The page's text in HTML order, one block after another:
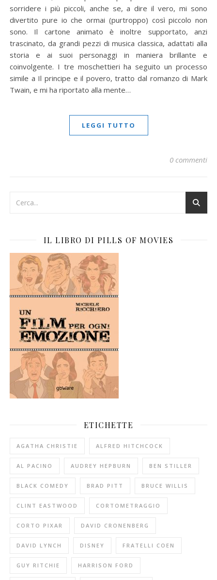
sorridere i più piccoli, anche se, a dire il vero, mi sono
divertito pure io che ormai (purtroppo) così piccolo non
sono. Il cartone animato è inoltre supportato, anzi
trascinato, da grandi pezzi di musica classica, adattati alla
storia e ai suoi personaggi in maniera brillante e
coinvolgente. I tre moschettieri ha seguito un processo
simile a Il principe e il povero, tratto dal romanzo di Mark
Twain, e mi ha riportato alla mente…
LEGGI TUTTO
0 commenti
IL LIBRO DI PILLS OF MOVIES
ETICHETTE
AGATHA CHRISTIE ALFRED HITCHCOCK
AL PACINO AUDREY HEPBURN BEN STILLER
BLACK COMEDY BRAD PITT BRUCE WILLIS
CLINT EASTWOOD CORTOMETRAGGIO
CORTO PIXAR DAVID CRONENBERG
DAVID LYNCH DISNEY FRATELLI COEN
GUY RITCHIE HARRISON FORD